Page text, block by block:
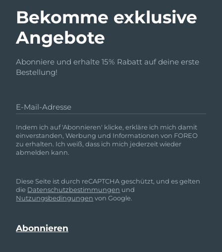
Bekomme exklusive
Angebote
Abonniere und erhalte 15% Rabatt auf deine erste
Bestellung!
E-Mail-Adresse
Indem ich auf 'Abonnieren' klicke, erkläre ich mich damit
einverstanden, Werbung und Informationen von FOREO
zu erhalten. Ich weiß, dass ich mich jederzeit wieder
abmelden kann.
Diese Seite ist durch reCAPTCHA geschützt, und es gelten
die Datenschutzbestimmungen und
Nutzungsbedingungen von Google.